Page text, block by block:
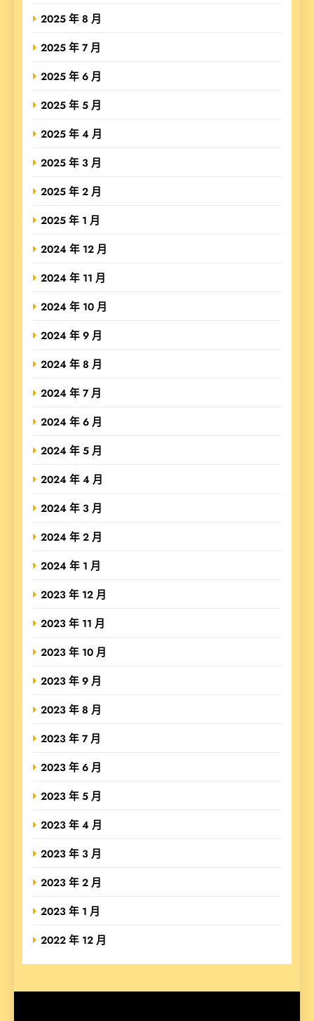
2025 年 8 月
2025 年 7 月
2025 年 6 月
2025 年 5 月
2025 年 4 月
2025 年 3 月
2025 年 2 月
2025 年 1 月
2024 年 12 月
2024 年 11 月
2024 年 10 月
2024 年 9 月
2024 年 8 月
2024 年 7 月
2024 年 6 月
2024 年 5 月
2024 年 4 月
2024 年 3 月
2024 年 2 月
2024 年 1 月
2023 年 12 月
2023 年 11 月
2023 年 10 月
2023 年 9 月
2023 年 8 月
2023 年 7 月
2023 年 6 月
2023 年 5 月
2023 年 4 月
2023 年 3 月
2023 年 2 月
2023 年 1 月
2022 年 12 月